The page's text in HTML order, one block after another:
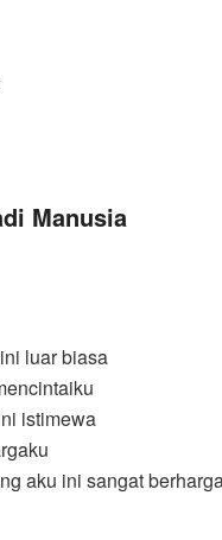
Manusia
luar biasa
istimewa
aku ini sangat